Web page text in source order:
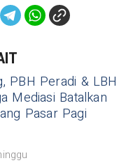
PBH Peradi & LBH
Mediasi Batalkan
Pasar Pagi